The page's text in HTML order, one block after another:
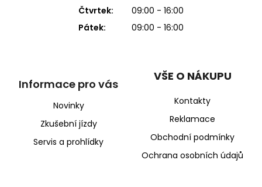
Čtvrtek:
09:00 - 16:00
Pátek:
09:00 - 16:00
Informace pro vás
Novinky
Zkušební jízdy
Servis a prohlídky
VŠE O NÁKUPU
Kontakty
Reklamace
Obchodní podmínky
Ochrana osobních údajů